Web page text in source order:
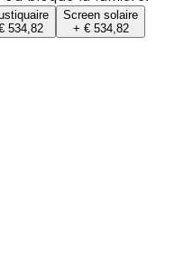
534,82
Screen solaire
+ € 534,82